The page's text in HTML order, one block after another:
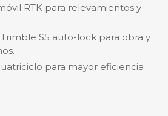
RTK para relevamientos y
S5 auto-lock para obra y
para mayor eficiencia